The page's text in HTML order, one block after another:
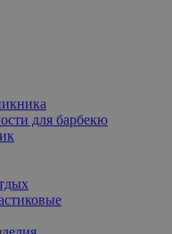
для барбекю